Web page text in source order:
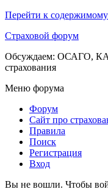
Перейти к содержимому
Страховой форум
Обсуждаем: ОСАГО,
страхования
Меню форума
Форум
Сайт про
Правила
Поиск
Регистрация
Вход
Вы не вошли. Чтобы